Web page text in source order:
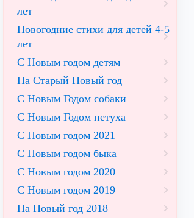
лет
Новогодние стихи для детей 4-5
лет
С Новым годом детям
На Старый Новый год
С Новым Годом собаки
С Новым Годом петуха
С Новым годом 2021
С Новым годом быка
С Новым годом 2020
С Новым годом 2019
На Новый год 2018